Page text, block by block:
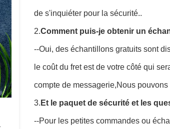
de s'inquiéter pour la sécurité..
2.Comment puis-je obtenir un
--Oui, des échantillons gratuits sont
le coût du fret est de votre côté qui
compte de messagerie,Nous
3. Et le paquet de sécurité et les
--Pour les petites commandes ou